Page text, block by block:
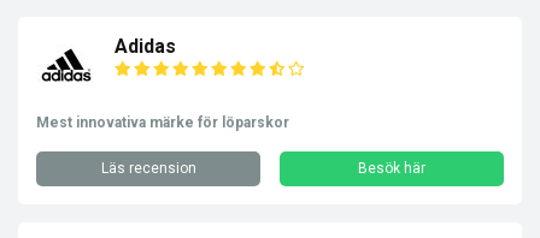
Adidas
Mest innovativa märke för löparskor
Läs recension Besök här